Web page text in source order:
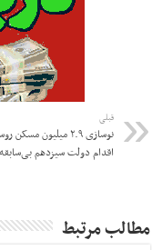
قبلی
نوسازی ۲.۹ میلیون
اقدام دولت سیزدهم
مطالب مرتبط